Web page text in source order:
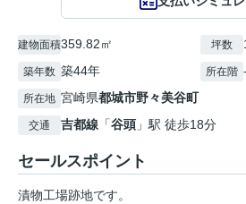
建物面積359.82㎡ 坪数
築年数 築44年 所在階
所在地 宮崎県都城市野々美谷町
交通 吉都線 「谷頭 」駅 徒歩18分
セールスポイント
漬物工場跡地です。